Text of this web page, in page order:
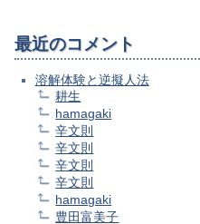
最近のコメント
溶解体験と逆擬人法
耕生
hamagaki
辛文則
辛文則
辛文則
辛文則
hamagaki
豊田富美子